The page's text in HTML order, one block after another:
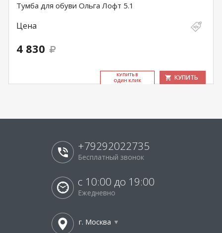
Тумба для обуви Ольга Лофт 5.1
Цена
4 830
КУ­ПИТЬ В
ОДИН КЛИК
КУПИТЬ
+79292022735
Бесплатный звонок
с 10:00 до 19:00
Ежедневно
г. Москва